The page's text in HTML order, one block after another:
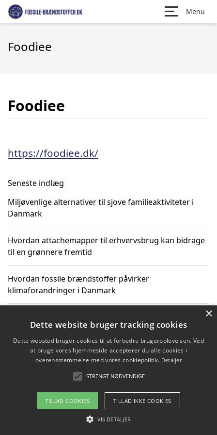
Menu
Foodiee
Foodiee
https://foodiee.dk/
Seneste indlæg
Miljøvenlige alternativer til sjove familieaktiviteter i
Danmark
Hvordan attachemapper til erhvervsbrug kan bidrage
til en grønnere fremtid
Hvordan fossile brændstoffer påvirker
klimaforandringer i Danmark
klimaændringer
Hvordan citater om fossile brændstoffer kan ændre
Copyright 2026 - Pilanto Aps
Om / kontakt
×
Dette website bruger tracking cookies
Dette websted bruger cookies til at forbedre brugeroplevelsen. Ved
at bruge vores hjemmeside accepterer du alle cookies i
overensstemmelse med vores cookiepolitik. Detaljer
STRENGT NØDVENDIGE
TILLAD COOKIES TILLAD IKKE COOKIES
VIS DETALJER